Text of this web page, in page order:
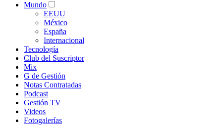
Mundo
EEUU
México
España
Internacional
Tecnología
Club del Suscriptor
Mix
G de Gestión
Notas Contratadas
Podcast
Gestión TV
Videos
Fotogalerías